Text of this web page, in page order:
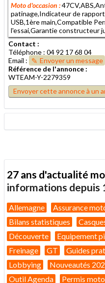
Moto d'occasion :
patinage,Indicateur de
USB,1ère main,Compatible
l'essai,Garantie constructeur
Contact :
Téléphone : 04 92 17 68 04
Email :
Envoyer un message
Référence de l'annonce :
WTEAM-Y-2279359
Envoyer cette annonce à un
27 ans d'actualité
informations depuis
Allemagne Assurance
Bilans statistiques
Découverte
Equipement
Freinage
GT Guides
Lobbying
Nouveautés
Outil Agenda
Permis moto